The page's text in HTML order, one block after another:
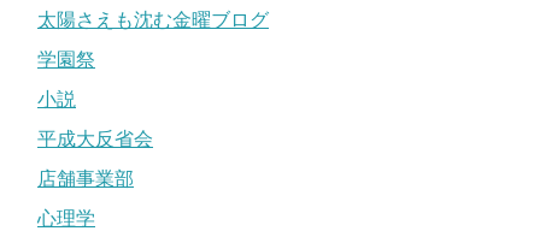
太陽さえも沈む金曜ブログ
学園祭
小説
平成大反省会
店舗事業部
心理学